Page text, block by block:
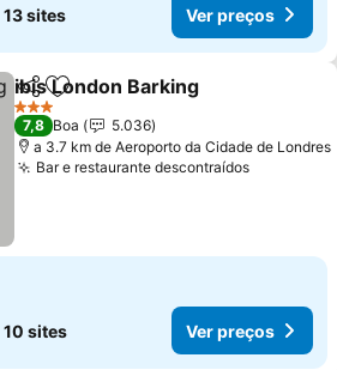
13 sites Ver preços
PartilharAdicionar aos favoritos
ibis London Barking
3 Estrelas
7,8 Boa
5.036
a 3.7 km de Aeroporto da Cidade de Londres
Bar e restaurante descontraídosVer
10 sites Ver preços